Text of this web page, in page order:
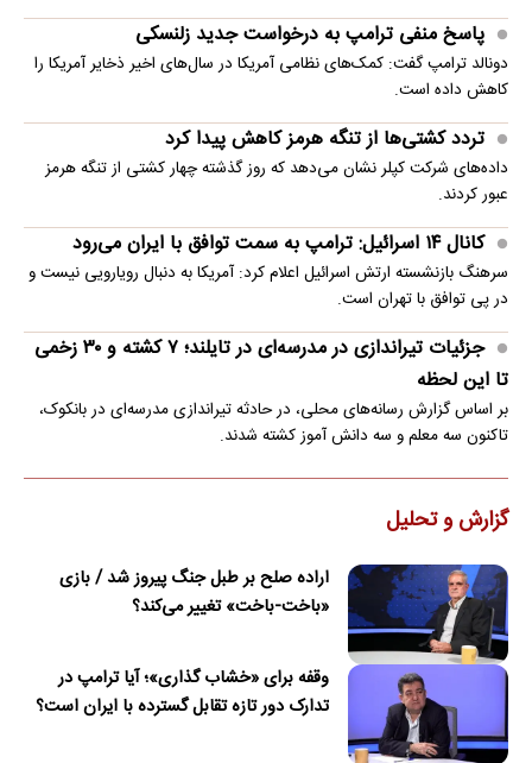
پاسخ منفی ترامپ به درخواست جدید زلنسکی
دونالد ترامپ گفت: کمک‌های نظامی آمریکا در سال‌های اخیر ذخایر آمریکا را
کاهش داده است.
تردد کشتی‌ها از تنگه هرمز کاهش پیدا کرد
داده‌های شرکت کپلر نشان می‌دهد که روز گذشته چهار کشتی از تنگه هرمز
عبور کردند.
کانال ۱۴ اسرائیل: ترامپ به سمت توافق با ایران می‌رود
سرهنگ بازنشسته ارتش اسرائیل اعلام کرد: آمریکا به دنبال رویارویی نیست و
در پی توافق با تهران است.
جزئیات تیراندازی در مدرسه‌ای در تایلند؛ ۷ کشته و ۳۰ زخمی
تا این لحظه
بر اساس گزارش رسانه‌های محلی، در حادثه تیراندازی مدرسه‌ای در بانکوک،
تاکنون سه معلم و سه دانش آموز کشته شدند.
گزارش و تحلیل
اراده صلح بر طبل جنگ پیروز شد / بازی
«باخت-باخت» تغییر می‌کند؟
وقفه برای «خشاب گذاری»؛ آیا ترامپ در
تدارک دور تازه تقابل گسترده با ایران است؟